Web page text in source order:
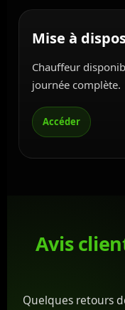
Mise à
Chauffeur
journée complète.
Avis
Quelques retours